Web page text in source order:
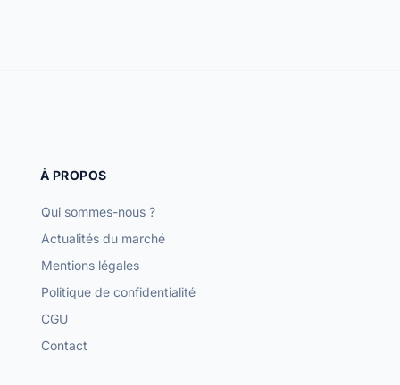
À PROPOS
Qui sommes-nous ?
Actualités du marché
Mentions légales
Politique de confidentialité
CGU
Contact